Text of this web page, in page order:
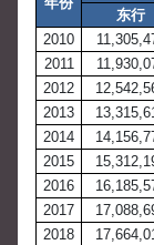
东行
2010
2011
2012
2013
2014
2015
2016
2017
2018